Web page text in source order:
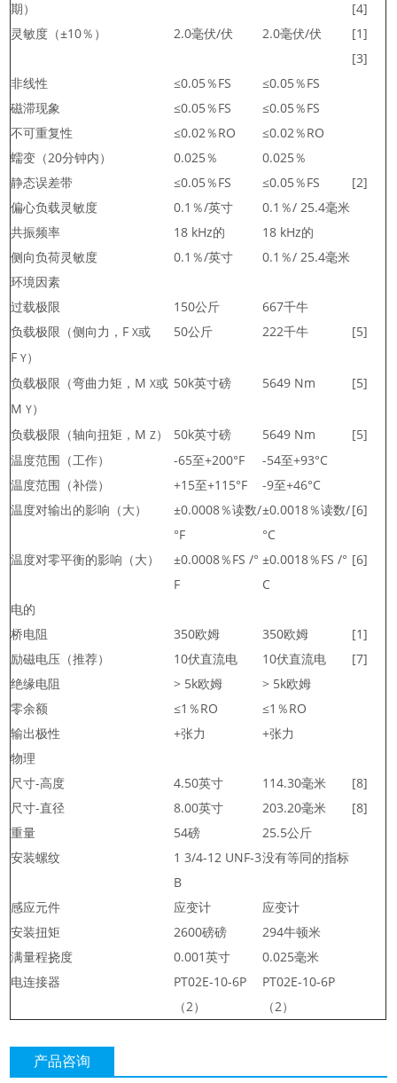
期）
[4]
灵敏度（±10％）
2.0毫伏/伏 2.0毫伏/伏
[1]
[3]
非线性
≤0.05％FS
≤0.05％FS
磁滞现象
≤0.05％FS
≤0.05％FS
不可重复性
≤0.02％RO
≤0.02％RO
蠕变（20分钟内）
0.025％
0.025％
静态误差带
≤0.05％FS ≤0.05％FS
[2]
偏心负载灵敏度
0.1％/英寸
0.1％/ 25.4毫米
共振频率
18 kHz的
18 kHz的
侧向负荷灵敏度
0.1％/英寸
0.1％/ 25.4毫米
环境因素
过载极限
150公斤
667千牛
负载极限（侧向力，FX或
FY）
50公斤 222千牛 [5]
负载极限（弯曲力矩，MX或
MY）
50k英寸磅 5649 Nm [5]
负载极限（轴向扭矩，MZ） 50k英寸磅 5649 Nm
[5]
温度范围（工作）
-65至+200°F
-54至+93°C
温度范围（补偿）
+15至+115°F
-9至+46°C
温度对输出的影响（大）
±0.0008％读数/
°F
±0.0018％读数/
°C
[6]
温度对零平衡的影响（大）
±0.0008％FS /°
F
±0.0018％FS /°
C
[6]
电的
桥电阻
350欧姆 350欧姆
[1]
励磁电压（推荐）
10伏直流电 10伏直流电
[7]
绝缘电阻
> 5k欧姆
> 5k欧姆
零余额
≤1％RO
≤1％RO
输出极性
+张力
+张力
物理
尺寸-高度
4.50英寸 114.30毫米
[8]
尺寸-直径
8.00英寸 203.20毫米
[8]
重量
54磅
25.5公斤
安装螺纹
1 3/4-12 UNF-3
B
没有等同的指标
感应元件 应变计
应变计
安装扭矩
2600磅磅
294牛顿米
满量程挠度
0.001英寸
0.025毫米
电连接器
PT02E-10-6P
（2）
PT02E-10-6P
（2）
产品咨询